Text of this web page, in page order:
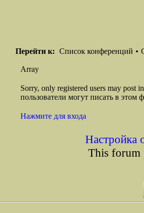
Перейти к: Список конференций •
Array
Sorry, only registered users may post
пользователи могут писать в этом
Нажмите для входа
Настройка
This